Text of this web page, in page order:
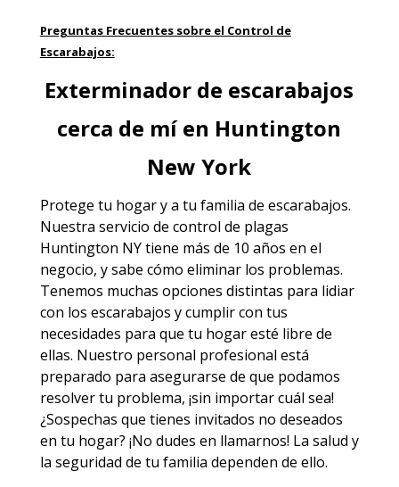
Preguntas Frecuentes sobre el Control de
Escarabajos:
Exterminador de escarabajos
cerca de mí en Huntington
New York
Protege tu hogar y a tu familia de escarabajos.
Nuestra servicio de control de plagas
Huntington NYtiene más de 10 años en el
negocio, y sabe cómo eliminar los problemas.
Tenemos muchas opciones distintas para lidiar
con los escarabajos y cumplir con tus
necesidades para que tu hogar esté libre de
ellas. Nuestro personal profesional está
preparado para asegurarse de que podamos
resolver tu problema, ¡sin importar cuál sea!
¿Sospechas que tienes invitados no deseados
en tu hogar? ¡No dudes en llamarnos! La salud y
la seguridad de tu familia dependen de ello.